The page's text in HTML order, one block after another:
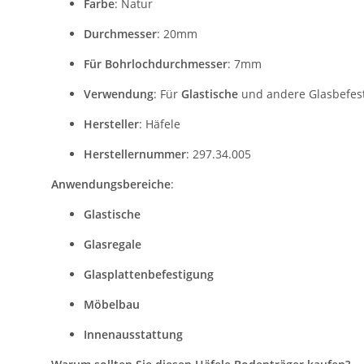
Farbe: Natur
Durchmesser: 20mm
Für Bohrlochdurchmesser: 7mm
Verwendung: Für Glastische und andere
Hersteller: Häfele
Herstellernummer: 297.34.005
Anwendungsbereiche:
Glastische
Glasregale
Glasplattenbefestigung
Möbelbau
Innenausstattung